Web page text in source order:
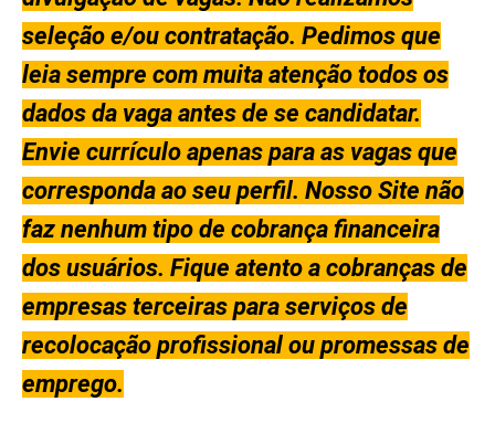
seleção e/ou contratação. Pedimos que
leia sempre com muita atenção todos os
dados da vaga antes de se candidatar.
Envie currículo apenas para as vagas que
corresponda ao seu perfil. Nosso Site não
faz nenhum tipo de cobrança financeira
dos usuários. Fique atento a cobranças de
empresas terceiras para serviços de
recolocação profissional ou promessas de
emprego.